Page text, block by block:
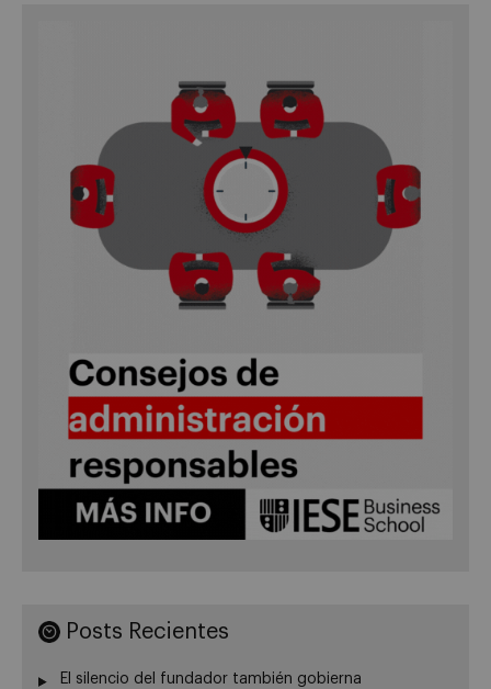
Posts Recientes
El silencio del fundador también gobierna